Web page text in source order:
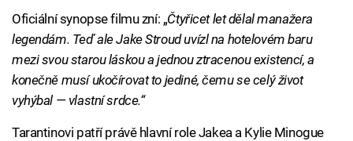
Oficiální synopse filmu zní: „Čtyřicet let dělal manažera
legendám. Teď ale Jake Stroud uvízl na hotelovém baru
mezi svou starou láskou a jednou ztracenou existencí, a
konečně musí ukočírovat to jediné, čemu se celý život
vyhýbal — vlastní srdce.“
Tarantinovi patří právě hlavní role Jakea a Kylie Minogue